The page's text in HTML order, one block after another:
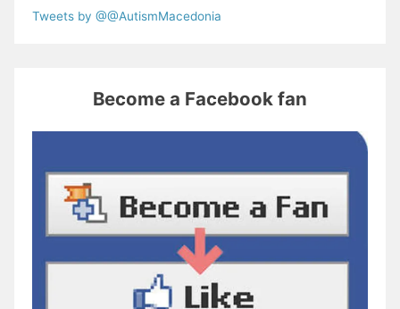
Tweets by @@AutismMacedonia
Become a Facebook fan